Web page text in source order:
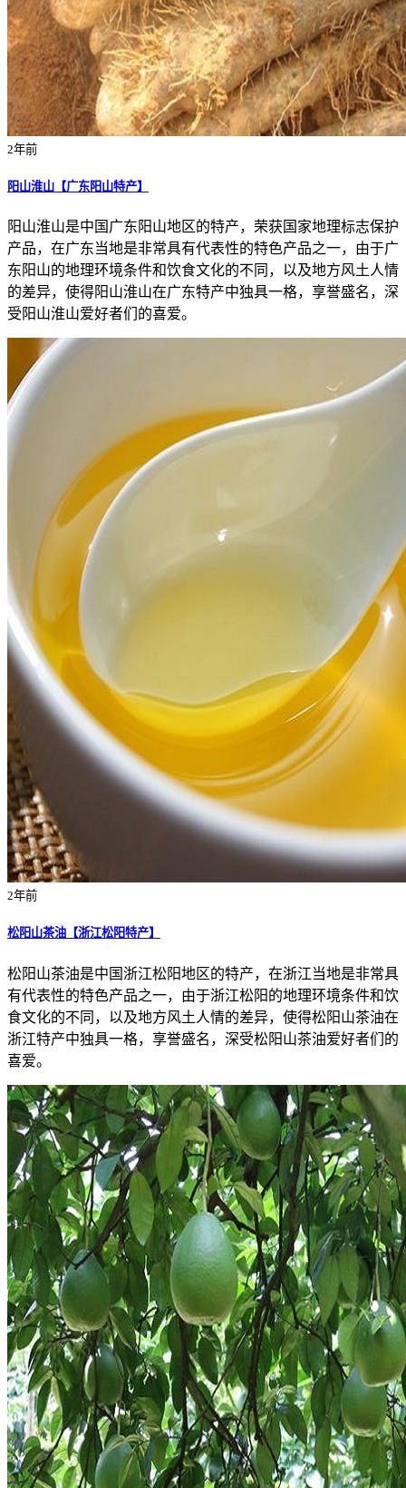
2年前
阳山淮山【广东阳山特产】
阳山淮山是中国广东阳山地区的特产，荣获国家地理标志保护
产品，在广东当地是非常具有代表性的特色产品之一，由于广
东阳山的地理环境条件和饮食文化的不同，以及地方风土人情
的差异，使得阳山淮山在广东特产中独具一格，享誉盛名，深
受阳山淮山爱好者们的喜爱。
2年前
松阳山茶油【浙江松阳特产】
松阳山茶油是中国浙江松阳地区的特产，在浙江当地是非常具
有代表性的特色产品之一，由于浙江松阳的地理环境条件和饮
食文化的不同，以及地方风土人情的差异，使得松阳山茶油在
浙江特产中独具一格，享誉盛名，深受松阳山茶油爱好者们的
喜爱。